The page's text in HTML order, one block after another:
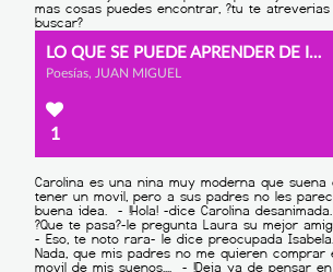
LO QUE SE PUEDE APRENDER DE INTERNET
Poesías, JUAN MIGUEL
1